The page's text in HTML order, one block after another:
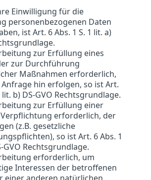
Einwilligung für die
personenbezogenen Daten
ist Art. 6 Abs. 1 S. 1 lit. a)
zur Erfüllung eines
zur Durchführung
Maßnahmen erforderlich,
hin erfolgen, so ist Art.
lit. b) DS-GVO Rechtsgrundlage.
zur Erfüllung einer
erforderlich, der
(z.B. gesetzliche
so ist Art. 6 Abs. 1
GVO Rechtsgrundlage.
erforderlich, um
Interessen der betroffenen